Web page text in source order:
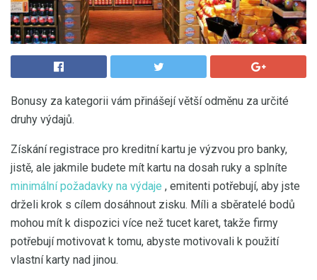
Bonusy za kategorii vám přinášejí větší odměnu za určité
druhy výdajů.
Získání registrace pro kreditní kartu je výzvou pro banky,
jistě, ale jakmile budete mít kartu na dosah ruky a splníte
minimální požadavky na výdaje , emitenti potřebují, aby jste
drželi krok s cílem dosáhnout zisku. Míli a sběratelé bodů
mohou mít k dispozici více než tucet karet, takže firmy
potřebují motivovat k tomu, abyste motivovali k použití
vlastní karty nad jinou.